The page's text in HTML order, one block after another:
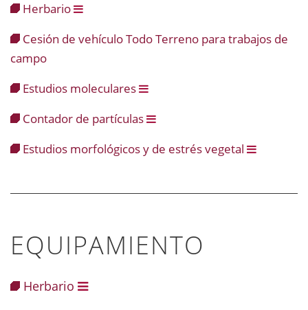
Herbario
Cesión de vehículo Todo Terreno para trabajos de
campo
Estudios moleculares
Contador de partículas
Estudios morfológicos y de estrés vegetal
EQUIPAMIENTO
Herbario